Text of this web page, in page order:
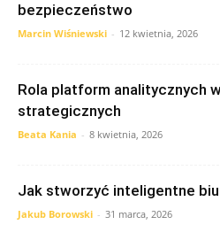
bezpieczeństwo
Marcin Wiśniewski - 12 kwietnia, 2026
Rola platform analitycznych
strategicznych
Beata Kania - 8 kwietnia, 2026
Jak stworzyć inteligentne
Jakub Borowski - 31 marca, 2026